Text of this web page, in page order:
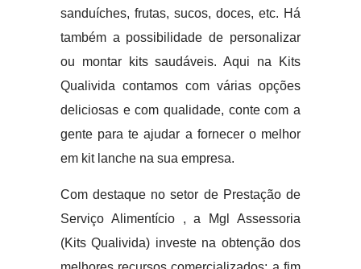
sanduíches, frutas, sucos, doces, etc. Há
também a possibilidade de personalizar
ou montar kits saudáveis. Aqui na Kits
Qualivida contamos com várias opções
deliciosas e com qualidade, conte com a
gente para te ajudar a fornecer o melhor
em kit lanche na sua empresa.
Com destaque no setor de Prestação de
Serviço Alimentício , a Mgl Assessoria
(Kits Qualivida) investe na obtenção dos